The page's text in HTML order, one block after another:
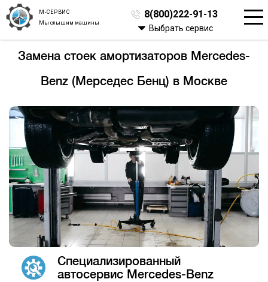
М-СЕРВИС
Мы слышим машины
8(800)222-91-13
Выбрать сервис
Замена стоек амортизаторов Mercedes-
Benz (Мерседес Бенц) в Москве
Специализированный
автосервис Mercedes-Benz